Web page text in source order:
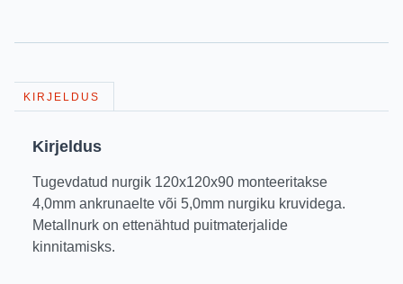
KIRJELDUS
Kirjeldus
Tugevdatud nurgik 120x120x90 monteeritakse
4,0mm ankrunaelte või 5,0mm nurgiku kruvidega.
Metallnurk on ettenähtud puitmaterjalide
kinnitamisks.